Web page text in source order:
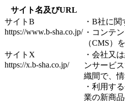
サイト名及びURL
サイトB
https://www.b-sha.co.jp/
・B社に
・コンテ
（CMS）
サイトX
https://x.b-sha.co.jp/
・会社又
ンサービ
織間で、
・利用す
業の新商